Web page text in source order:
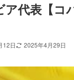
代表【コ
12日 2025年4月29日